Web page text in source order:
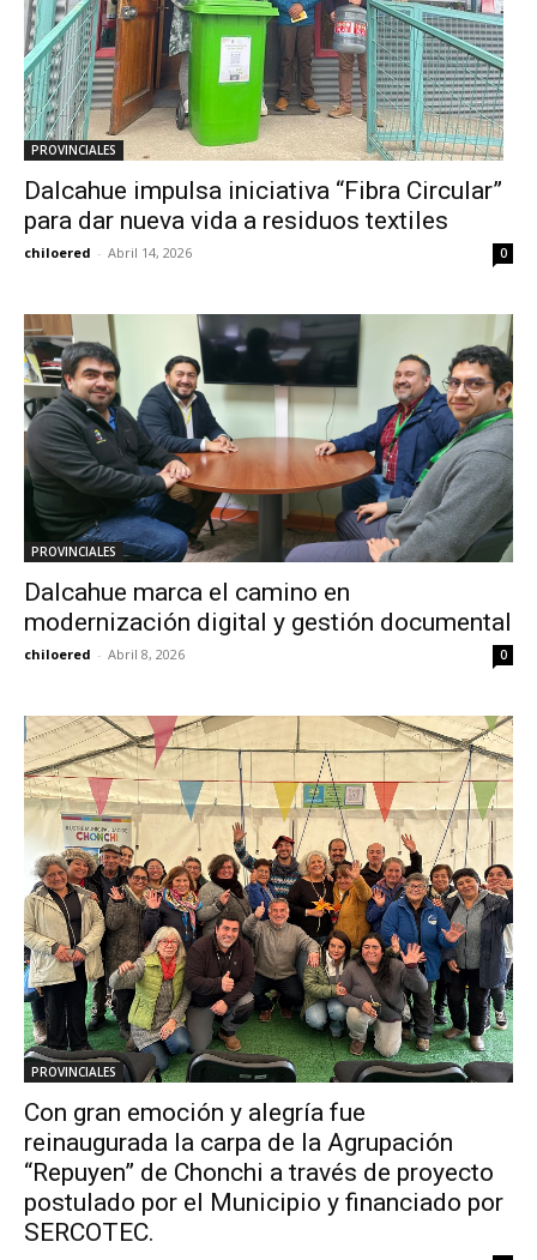
PROVINCIALES
Dalcahue impulsa iniciativa “Fibra Circular”
para dar nueva vida a residuos textiles
chiloered - Abril 14, 2026 0
PROVINCIALES
Dalcahue marca el camino en
modernización digital y gestión documental
chiloered - Abril 8, 2026 0
PROVINCIALES
Con gran emoción y alegría fue
reinaugurada la carpa de la Agrupación
“Repuyen” de Chonchi a través de proyecto
postulado por el Municipio y financiado por
SERCOTEC.